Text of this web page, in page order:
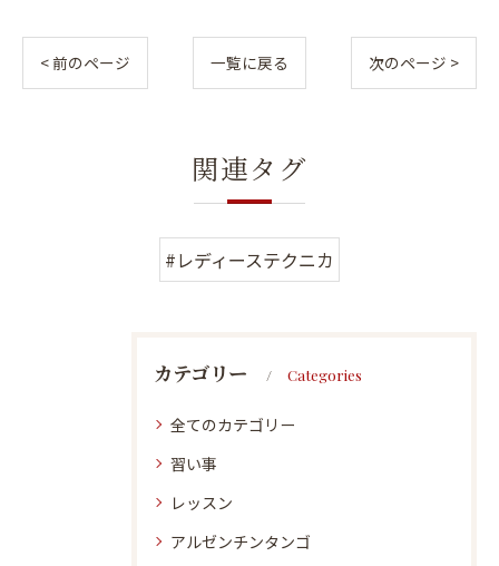
< 前のページ 一覧に戻る 次のページ >
関連タグ
#レディーステクニカ
カテゴリー Categories
全てのカテゴリー
習い事
レッスン
アルゼンチンタンゴ